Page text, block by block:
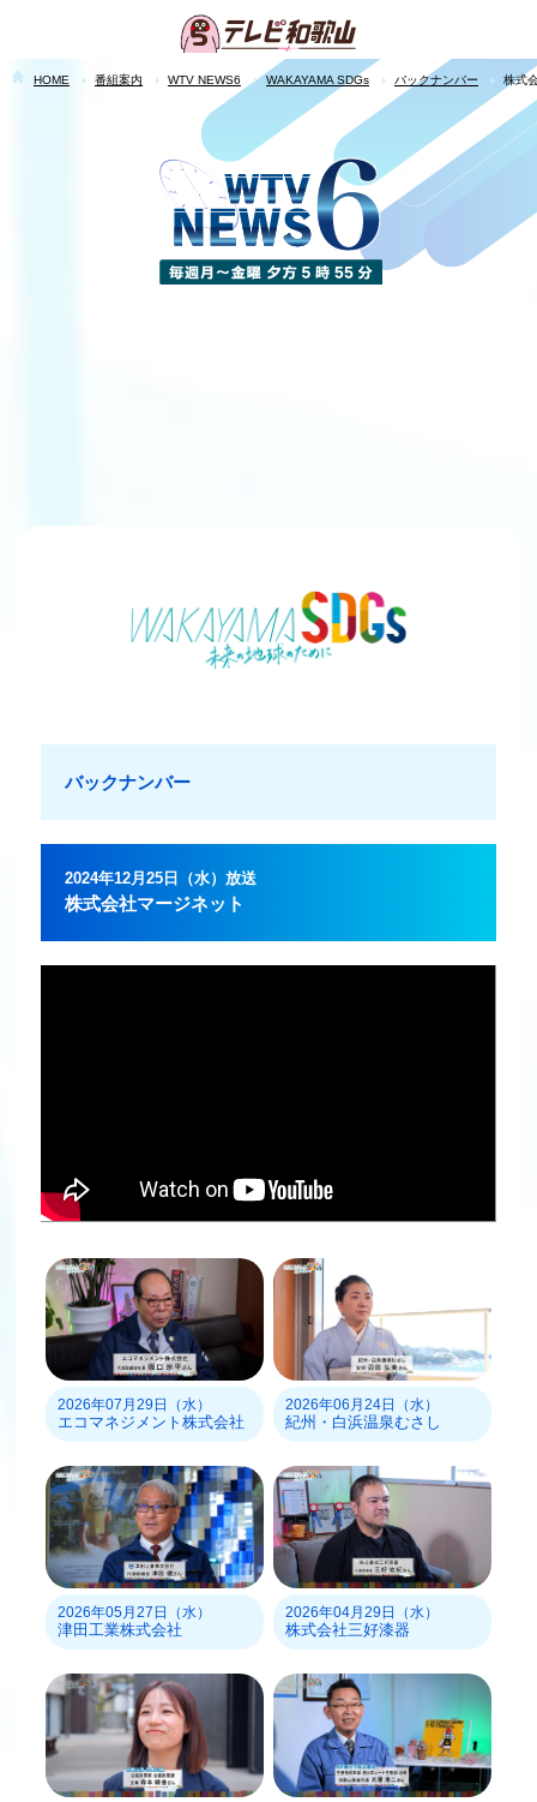
HOME 番組案内 WTV NEWS6 WAKAYAMA SDGs バックナンバー 株式
バックナンバー
2024年12月25日（水）放送
株式会社マージネット
2026年07月29日（水）
エコマネジメント株式会社
2026年06月24日（水）
紀州・白浜温泉むさし
2026年05月27日（水）
津田工業株式会社
2026年04月29日（水）
株式会社三好漆器